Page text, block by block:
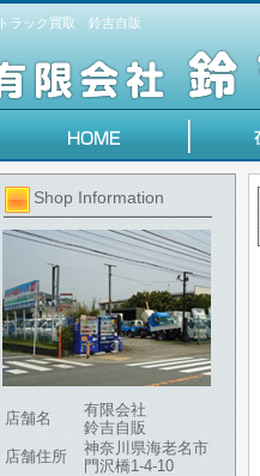
トラック買取 鈴吉自販
Shop Information
店舗名
有限会社
鈴吉自販
店舗住所
神奈川県海老名市
門沢橋1-4-10